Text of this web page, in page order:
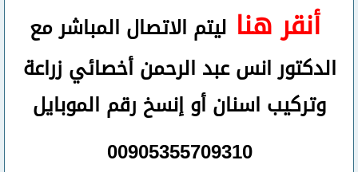
أنقر هنا ليتم الاتصال المباشر مع
الدكتور انس عبد الرحمن أخصائي زراعة
وتركيب اسنانأوإنسخ رقم الموبايل
00905355709310